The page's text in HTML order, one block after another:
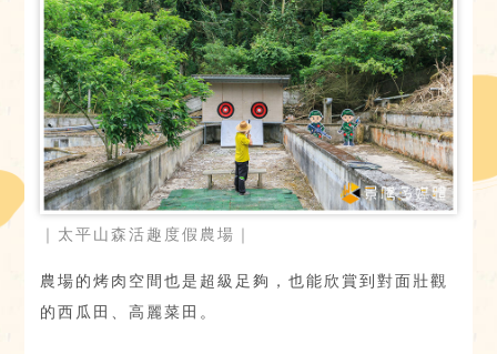
｜太平山森活趣度假農場｜
農場的烤肉空間也是超級足夠，也能欣賞到對面壯觀
的西瓜田、高麗菜田。